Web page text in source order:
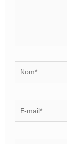
mail*